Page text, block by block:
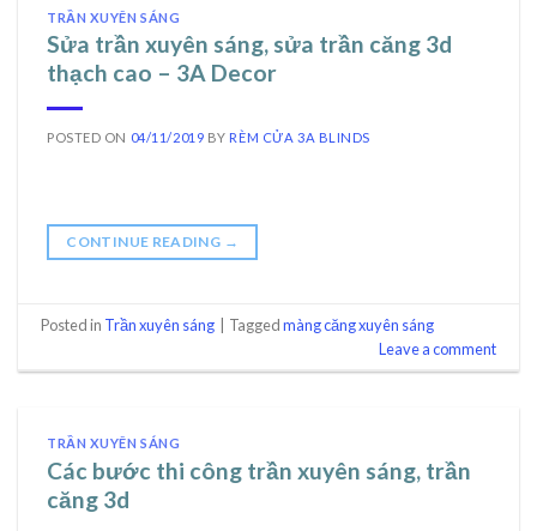
TRẦN XUYÊN SÁNG
Sửa trần xuyên sáng, sửa trần căng 3d
thạch cao – 3A Decor
POSTED ON 04/11/2019 BY RÈM CỬA 3A BLINDS
CONTINUE READING →
Posted in Trần xuyên sáng Taggedmàng căng xuyên sáng
Leave a comment
TRẦN XUYÊN SÁNG
Các bước thi công trần xuyên sáng, trần
căng 3d